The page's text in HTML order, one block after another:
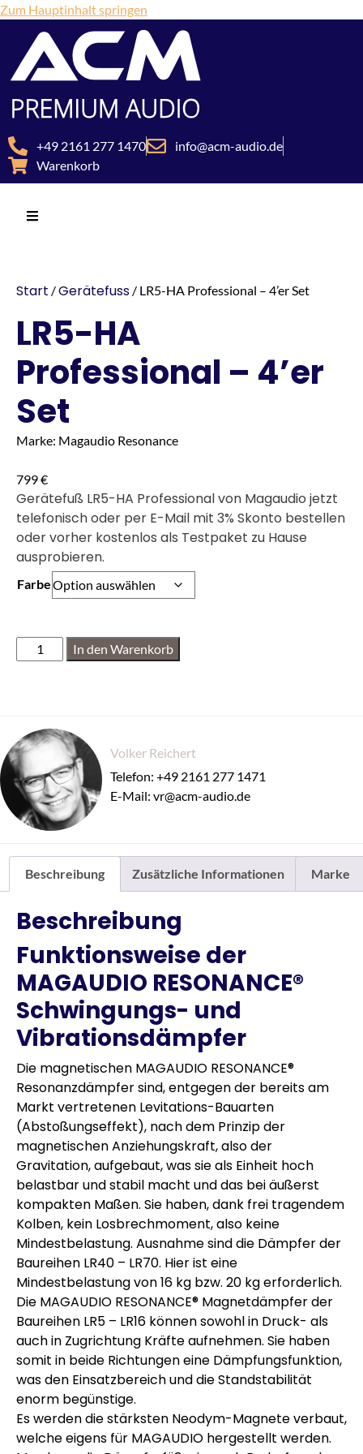
Zum Hauptinhalt springen
+49 2161 277 1470
info@acm-audio.de
Warenkorb
Start /Gerätefuss / LR5-HA Professional – 4’er Set
LR5-HA
Professional – 4’er
Set
Marke: Magaudio Resonance
799€
Gerätefuß LR5-HA Professional von Magaudio jetzt
telefonisch oder per E-Mail mit 3% Skonto bestellen
oder vorher kostenlos als Testpaket zu Hause
ausprobieren.
Farbe
In den Warenkorb
Volker Reichert
Telefon: +49 2161 277 1471
E-Mail: vr@acm-audio.de
Beschreibung Zusätzliche Informationen Marke
Beschreibung
Funktionsweise der
MAGAUDIO RESONANCE®
Schwingungs- und
Vibrationsdämpfer
Die magnetischen MAGAUDIO RESONANCE®
Resonanzdämpfer sind, entgegen der bereits am
Markt vertretenen Levitations-Bauarten
(Abstoßungseffekt), nach dem Prinzip der
magnetischen Anziehungskraft, also der
Gravitation, aufgebaut, was sie als Einheit hoch
belastbar und stabil macht und das bei äußerst
kompakten Maßen. Sie haben, dank frei tragendem
Kolben, kein Losbrechmoment, also keine
Mindestbelastung. Ausnahme sind die Dämpfer der
Baureihen LR40 – LR70. Hier ist eine
Mindestbelastung von 16 kg bzw. 20 kg erforderlich.
Die MAGAUDIO RESONANCE® Magnetdämpfer der
Baureihen LR5 – LR16 können sowohl in Druck- als
auch in Zugrichtung Kräfte aufnehmen. Sie haben
somit in beide Richtungen eine Dämpfungsfunktion,
was den Einsatzbereich und die Standstabilität
enorm begünstige.
Es werden die stärksten Neodym-Magnete verbaut,
welche eigens für MAGAUDIO hergestellt werden.